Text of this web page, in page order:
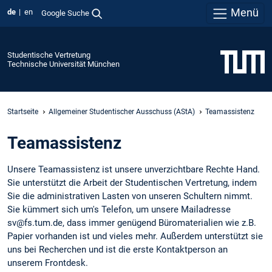
de en Google Suche Menü
Studentische Vertretung
Technische Universität München
Startseite Allgemeiner Studentischer Ausschuss (AStA) Teamassistenz
Teamassistenz
Unsere Teamassistenz ist unsere unverzichtbare Rechte Hand.
Sie unterstützt die Arbeit der Studentischen Vertretung, indem
Sie die administrativen Lasten von unseren Schultern nimmt.
Sie kümmert sich um's Telefon, um unsere Mailadresse
sv@fs.tum.de, dass immer genügend Büromaterialien wie z.B.
Papier vorhanden ist und vieles mehr. Außerdem unterstützt sie
uns bei Recherchen und ist die erste Kontaktperson an
unserem Frontdesk.